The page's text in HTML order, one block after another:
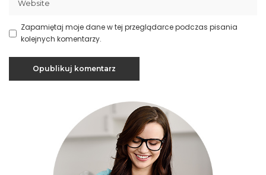
Zapamiętaj moje dane w tej przeglądarce podczas pisania
kolejnych komentarzy.